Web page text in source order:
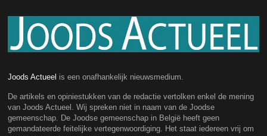
Joods Actueel is een onafhankelijk nieuwsmedium.
De artikels en opiniestukken van de redactie vertolken enkel de mening
van Joods Actueel. Wij spreken niet in naam van de Joodse
gemeenschap. De Joodse gemeenschap in België heeft geen
gemandateerde feitelijke vertegenwoordiging. Het staat iedereen vrij om